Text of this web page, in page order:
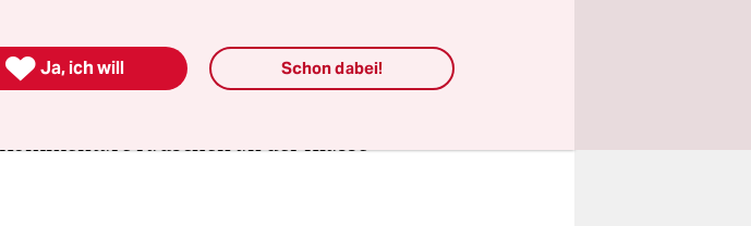
ist mit ihm und
Die Beiden erklären die
rauschen an der Klasse
 Ja, ich will Schon dabei!